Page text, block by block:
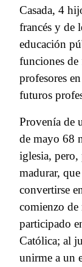
Casada, 4
francés y de
educación
funciones
profesores
futuros
Provenía de
de mayo 68
iglesia,
madurar,
convertirse
comienzo
participado
Católica; al
unirme a un